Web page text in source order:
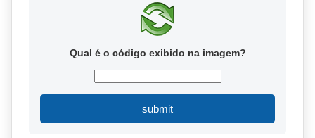
Qual é o código exibido na imagem?
submit